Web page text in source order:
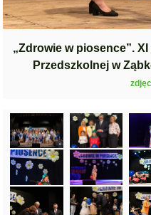
„Zdrowie w piosence”.
Przedszkolnej w